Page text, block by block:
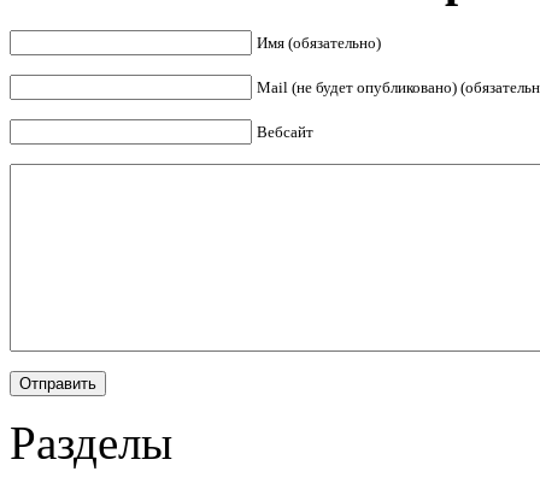
Имя (обязательно)
Mail (не будет опубликовано)
Вебсайт
Разделы